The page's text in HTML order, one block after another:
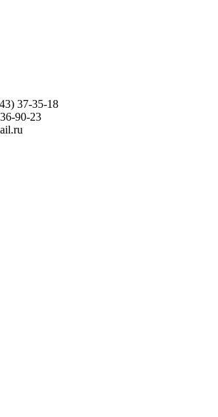
37-35-18
90-23